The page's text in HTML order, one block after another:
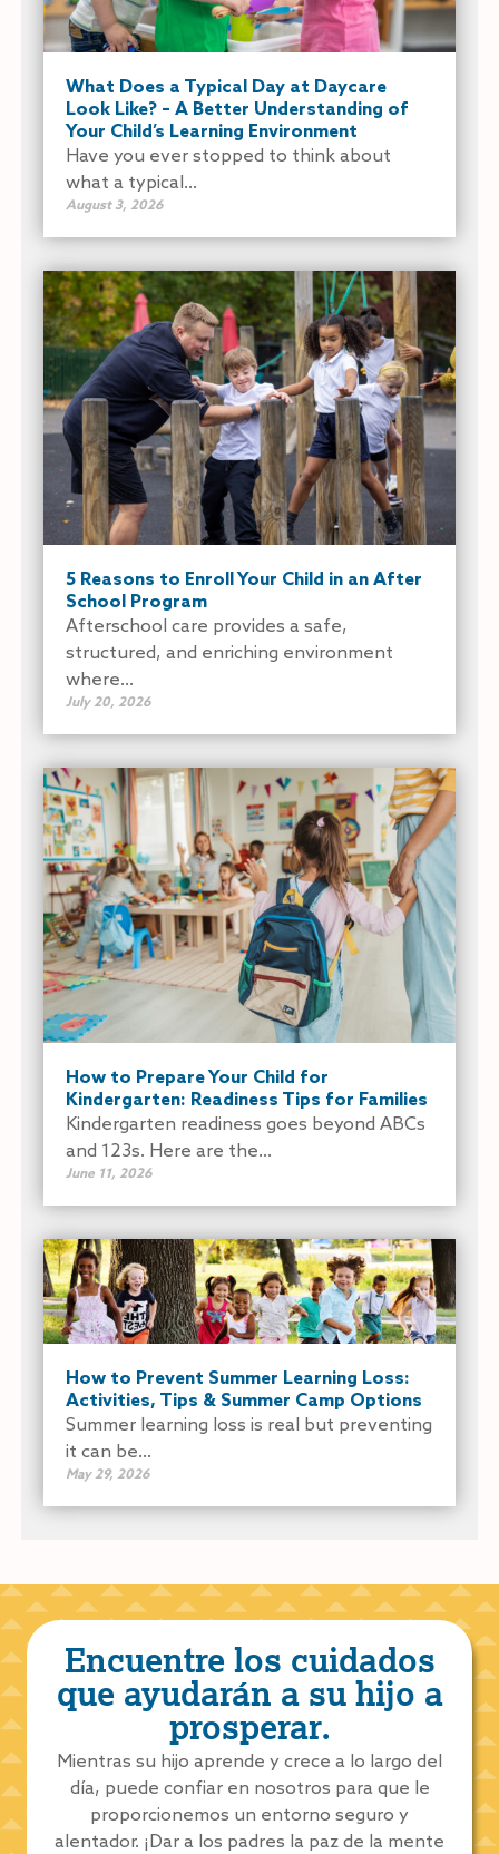
What Does a Typical Day at Daycare
Look Like? – A Better Understanding of
Your Child’s Learning Environment
Have you ever stopped to think about
what a typical...
August 3, 2026
5 Reasons to Enroll Your Child in an After
School Program
Afterschool care provides a safe,
structured, and enriching environment
where...
July 20, 2026
How to Prepare Your Child for
Kindergarten: Readiness Tips for Families
Kindergarten readiness goes beyond ABCs
and 123s. Here are the...
June 11, 2026
How to Prevent Summer Learning Loss:
Activities, Tips & Summer Camp Options
Summer learning loss is real but preventing
it can be...
May 29, 2026
Encuentre los cuidados
que ayudarán a su hijo a
prosperar.
Mientras su hijo aprende y crece a lo largo del
día, puede confiar en nosotros para que le
proporcionemos un entorno seguro y
alentador. ¡Dar a los padres la paz de la mente